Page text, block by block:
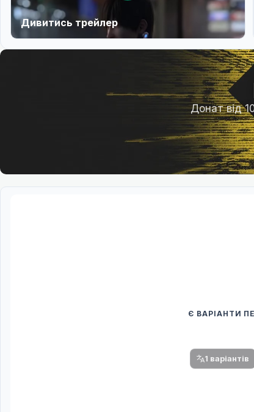
Дивитись трейлер
Донат від
Є ВАРІАНТИ
1 варіантів